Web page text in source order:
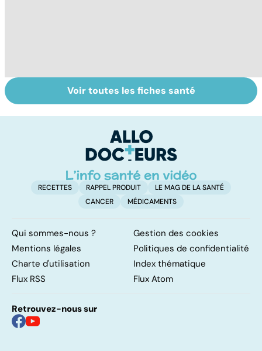
Grand froid : nos
conseils
Perturbateurs
endocriniens :
notre santé
Voir toutes les fiches santé
RECETTES RAPPEL PRODUIT
LE MAG DE LA SANTÉ
CANCER
MÉDICAMENTS
Qui sommes-nous ?
Gestion des cookies
Mentions légales
Politiques de confidentialité
Charte d'utilisation
Index thématique
Flux RSS
Flux Atom
Retrouvez-nous sur